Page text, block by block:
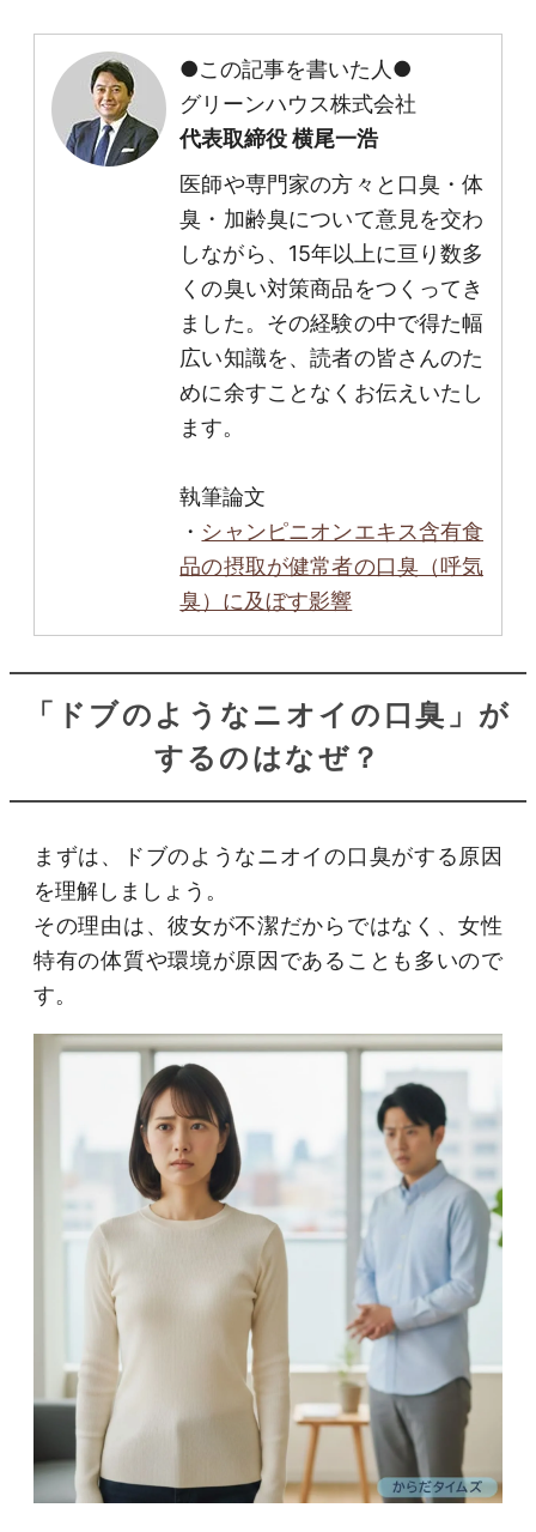
●この記事を書いた人●
グリーンハウス株式会社
代表取締役 横尾一浩
医師や専門家の方々と口臭・体
臭・加齢臭について意見を交わ
しながら、15年以上に亘り数多
くの臭い対策商品をつくってき
ました。その経験の中で得た幅
広い知識を、読者の皆さんのた
めに余すことなくお伝えいたし
ます。
執筆論文
・ シャンピニオンエキス含有食
品の摂取が健常者の口臭（呼気
臭）に及ぼす影響
「ドブのようなニオイの口臭」が
するのはなぜ？
まずは、ドブのようなニオイの口臭がする原因
を理解しましょう。
その理由は、彼女が不潔だからではなく、女性
特有の体質や環境が原因であることも多いので
す。